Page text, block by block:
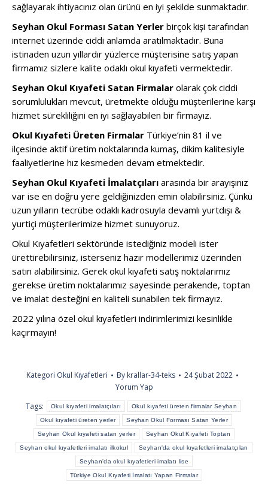
sağlayarak ihtiyacınız olan ürünü en iyi şekilde sunmaktadır.
Seyhan Okul Forması Satan Yerler birçok kişi tarafından
internet üzerinde ciddi anlamda aratılmaktadır. Buna
istinaden uzun yıllardır yüzlerce müşterisine satış yapan
firmamız sizlere kalite odaklı okul kıyafeti vermektedir.
Seyhan Okul Kıyafeti Satan Firmalar olarak çok ciddi
sorumlulukları mevcut, üretmekte olduğu müşterilerine karşı
hizmet sürekliliğini en iyi sağlayabilen bir firmayız.
Okul Kıyafeti Üreten Firmalar Türkiye’nin 81 il ve
ilçesinde aktif üretim noktalarında kumaş, dikim kalitesiyle
faaliyetlerine hız kesmeden devam etmektedir.
Seyhan Okul Kıyafeti İmalatçıları arasında bir arayışınız
var ise en doğru yere geldiğinizden emin olabilirsiniz. Çünkü
uzun yılların tecrübe odaklı kadrosuyla devamlı yurtdışı &
yurtiçi müşterilerimize hizmet sunuyoruz.
Okul Kıyafetleri sektöründe istediğiniz modeli ister
ürettirebilirsiniz, isterseniz hazır modellerimiz üzerinden
satın alabilirsiniz. Gerek okul kıyafeti satış noktalarımız
gerekse üretim noktalarımız sayesinde perakende, toptan
ve imalat desteğini en kaliteli sunabilen tek firmayız.
2022 yılına özel okul kıyafetleri indirimlerimizi kesinlikle
kaçırmayın!
Kategori Okul Kıyafetleri By krallar-34-teks
24 Şubat 2022
Yorum Yap
Tags:
Okul kıyafeti imalatçıları Okul kıyafeti üreten firmalar Seyhan
Okul kıyafeti üreten yerler Seyhan Okul Forması Satan Yerler
Seyhan Okul kıyafeti satan yerler Seyhan Okul Kıyafeti Toptan
Seyhan okul kıyafetleri imalatı ilkokul Seyhan'da okul kıyafetleri imalatçıları
Seyhan'da okul kıyafetleri imalatı lise
Türkiye Okul Kıyafeti İmalatı Yapan Firmalar